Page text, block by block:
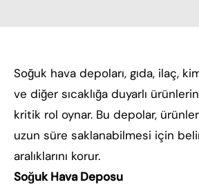
Soğuk hava depoları, gıda, ilaç,
ve diğer sıcaklığa duyarlı
kritik rol oynar. Bu depolar,
uzun süre saklanabilmesi için
aralıklarını korur.
Soğuk Hava Deposu